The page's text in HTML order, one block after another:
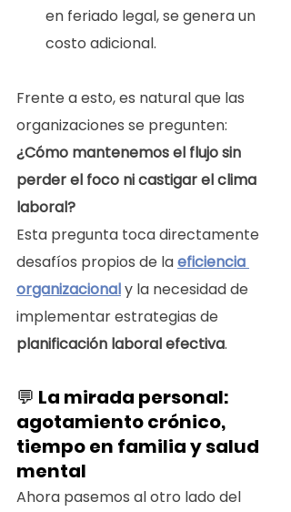
en feriado legal, se genera un
costo adicional.
Frente a esto, es natural que las
organizaciones se pregunten:
¿Cómo mantenemos el flujo sin
perder el foco ni castigar el clima
laboral?
Esta pregunta toca directamente
desafíos propios de la eficiencia
organizacional y la necesidad de
implementar estrategias de
planificación laboral efectiva.
💬 La mirada personal:
agotamiento crónico,
tiempo en familia y salud
mental
Ahora pasemos al otro lado del